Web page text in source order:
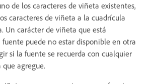
de los caracteres de viñeta existentes,
caracteres de viñeta a la cuadrícula
Un carácter de viñeta que está
puede no estar disponible en otra
si la fuente se recuerda con cualquier
agregue.